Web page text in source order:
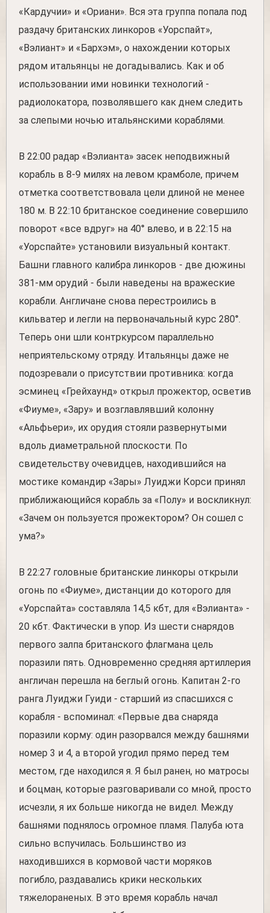
«Кардучии» и «Ориани». Вся эта группа попала под
раздачу британских линкоров «Уорспайт»,
«Вэлиант» и «Бархэм», о нахождении которых
рядом итальянцы не догадывались. Как и об
использовании ими новинки технологий -
радиолокатора, позволявшего как днем следить
за слепыми ночью итальянскими кораблями.
В 22:00 радар «Вэлианта» засек неподвижный
корабль в 8-9 милях на левом крамболе, причем
отметка соответствовала цели длиной не менее
180 м. В 22:10 британское соединение совершило
поворот «все вдруг» на 40° влево, и в 22:15 на
«Уорспайте» установили визуальный контакт.
Башни главного калибра линкоров - две дюжины
381-мм орудий - были наведены на вражеские
корабли. Англичане снова перестроились в
кильватер и легли на первоначальный курс 280°.
Теперь они шли контркурсом параллельно
неприятельскому отряду. Итальянцы даже не
подозревали о присутствии противника: когда
эсминец «Грейхаунд» открыл прожектор, осветив
«Фиуме», «Зару» и возглавлявший колонну
«Альфьери», их орудия стояли развернутыми
вдоль диаметральной плоскости. По
свидетельству очевидцев, находившийся на
мостике командир «Зары» Луиджи Корси принял
приближающийся корабль за «Полу» и воскликнул:
«Зачем он пользуется прожектором? Он сошел с
ума?»
В 22:27 головные британские линкоры открыли
огонь по «Фиуме», дистанции до которого для
«Уорспайта» составляла 14,5 кбт, для «Вэлианта» -
20 кбт. Фактически в упор. Из шести снарядов
первого залпа британского флагмана цель
поразили пять. Одновременно средняя артиллерия
англичан перешла на беглый огонь. Капитан 2-го
ранга Луиджи Гуиди - старший из спасшихся с
корабля - вспоминал: «Первые два снаряда
поразили корму: один разорвался между башнями
номер 3 и 4, а второй угодил прямо перед тем
местом, где находился я. Я был ранен, но матросы
и боцман, которые разговаривали со мной, просто
исчезли, я их больше никогда не видел. Между
башнями поднялось огромное пламя. Палуба юта
сильно вспучилась. Большинство из
находившихся в кормовой части моряков
погибло, раздавались крики нескольких
тяжелораненых. В это время корабль начал